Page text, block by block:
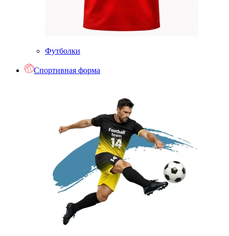
Футболки
Спортивная форма